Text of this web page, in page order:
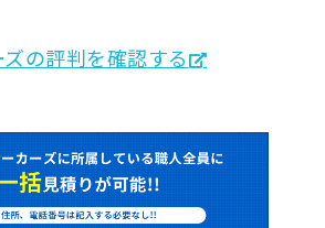
の評判を確認する